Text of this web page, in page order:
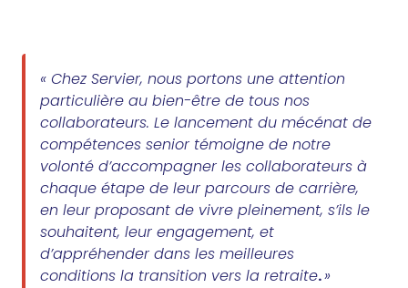
« Chez Servier, nous portons une attention
particulière au bien-être de tous nos
collaborateurs. Le lancement du mécénat de
compétences senior témoigne de notre
volonté d’accompagner les collaborateurs à
chaque étape de leur parcours de carrière,
en leur proposant de vivre pleinement, s’ils le
souhaitent, leur engagement, et
d’appréhender dans les meilleures
conditions la transition vers la retraite.»